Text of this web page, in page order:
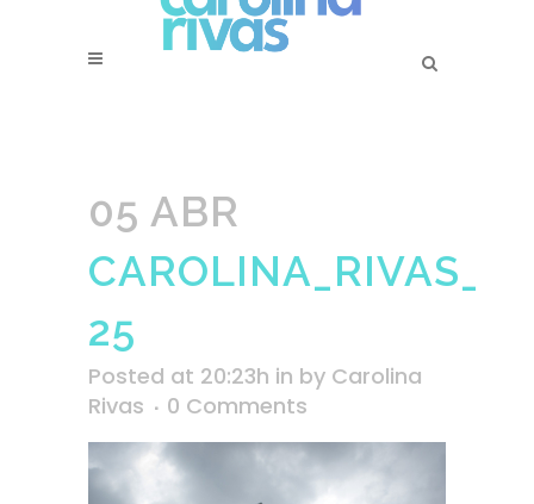
05 ABR
25
Posted at 20:23h in by Carolina
Rivas
0 Comments